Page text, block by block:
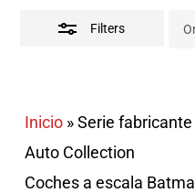
Filters
Inicio»Serie
Auto Collection
Coches a escala